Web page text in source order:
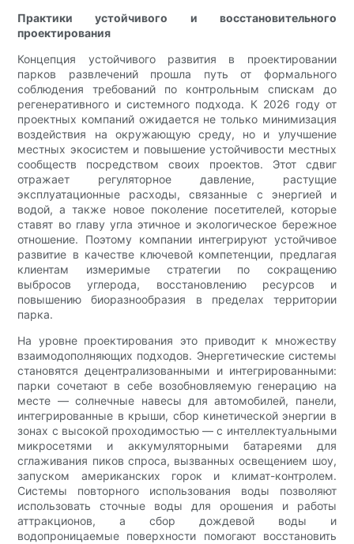
Практики устойчивого и восстановительного
проектирования
Концепция устойчивого развития в проектировании
парков развлечений прошла путь от формального
соблюдения требований по контрольным спискам до
регенеративного и системного подхода. К 2026 году от
проектных компаний ожидается не только минимизация
воздействия на окружающую среду, но и улучшение
местных экосистем и повышение устойчивости местных
сообществ посредством своих проектов. Этот сдвиг
отражает регуляторное давление, растущие
эксплуатационные расходы, связанные с энергией и
водой, а также новое поколение посетителей, которые
ставят во главу угла этичное и экологическое бережное
отношение. Поэтому компании интегрируют устойчивое
развитие в качестве ключевой компетенции, предлагая
клиентам измеримые стратегии по сокращению
выбросов углерода, восстановлению ресурсов и
повышению биоразнообразия в пределах территории
парка.
На уровне проектирования это приводит к множеству
взаимодополняющих подходов. Энергетические системы
становятся децентрализованными и интегрированными:
парки сочетают в себе возобновляемую генерацию на
месте — солнечные навесы для автомобилей, панели,
интегрированные в крыши, сбор кинетической энергии в
зонах с высокой проходимостью — с интеллектуальными
микросетями и аккумуляторными батареями для
сглаживания пиков спроса, вызванных освещением шоу,
запуском американских горок и климат-контролем.
Системы повторного использования воды позволяют
использовать сточные воды для орошения и работы
аттракционов, а сбор дождевой воды и
водопроницаемые поверхности помогают восстановить